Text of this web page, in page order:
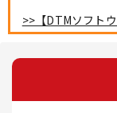
>>【DTMソフト